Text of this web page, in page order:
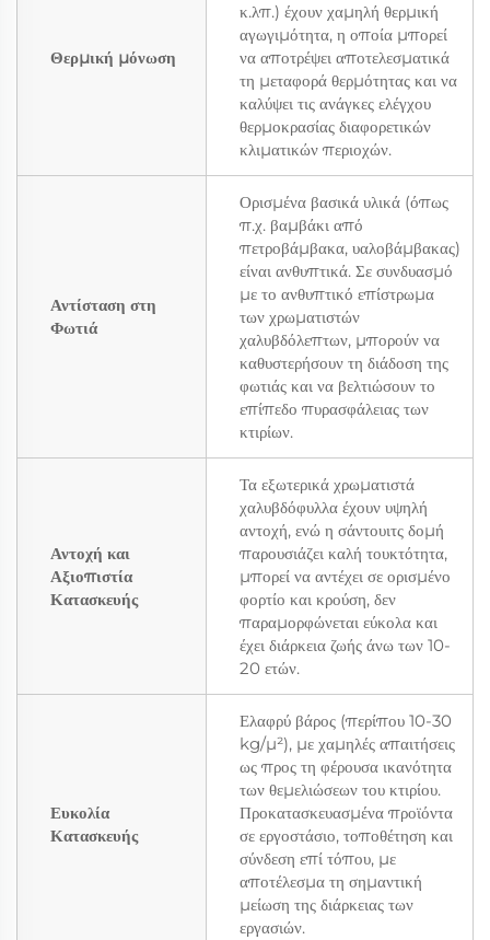
Θερμική μόνωση
κ.λπ.) έχουν χαμηλή θερμική
αγωγιμότητα, η οποία μπορεί
να αποτρέψει αποτελεσματικά
τη μεταφορά θερμότητας και να
καλύψει τις ανάγκες ελέγχου
θερμοκρασίας διαφορετικών
κλιματικών περιοχών.
Αντίσταση στη
Φωτιά
Ορισμένα βασικά υλικά (όπως
π.χ. βαμβάκι από
πετροβάμβακα, υαλοβάμβακας)
είναι ανθυπτικά. Σε συνδυασμό
με το ανθυπτικό επίστρωμα
των χρωματιστών
χαλυβδόλεπτων, μπορούν να
καθυστερήσουν τη διάδοση της
φωτιάς και να βελτιώσουν το
επίπεδο πυρασφάλειας των
κτιρίων.
Αντοχή και
Αξιοπιστία
Κατασκευής
Τα εξωτερικά χρωματιστά
χαλυβδόφυλλα έχουν υψηλή
αντοχή, ενώ η σάντουιτς δομή
παρουσιάζει καλή τουκτότητα,
μπορεί να αντέχει σε ορισμένο
φορτίο και κρούση, δεν
παραμορφώνεται εύκολα και
έχει διάρκεια ζωής άνω των 10-
20 ετών.
Ευκολία
Κατασκευής
Ελαφρύ βάρος (περίπου 10-30
kg/μ²), με χαμηλές απαιτήσεις
ως προς τη φέρουσα ικανότητα
των θεμελιώσεων του κτιρίου.
Προκατασκευασμένα προϊόντα
σε εργοστάσιο, τοποθέτηση και
σύνδεση επί τόπου, με
αποτέλεσμα τη σημαντική
μείωση της διάρκειας των
εργασιών.